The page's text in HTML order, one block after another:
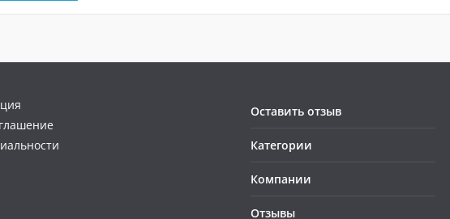
Оставить отзыв
Категории
Компании
Отзывы